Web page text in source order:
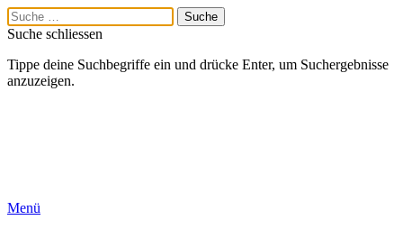
Suche schliessen
Tippe deine Suchbegriffe ein und drücke Enter, um Suchergebnisse
anzuzeigen.
Menü